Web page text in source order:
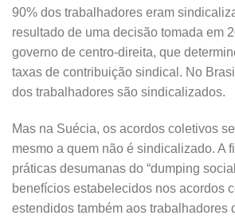
90% dos trabalhadores eram
resultado de uma decisão tomada em
governo de centro-direita, que
taxas de contribuição sindical. No
dos trabalhadores são sindicalizados.
Mas na Suécia, os acordos coletivos
mesmo a quem não é sindicalizado. A
práticas desumanas do “dumping
benefícios estabelecidos nos acordos
estendidos também aos trabalhadores